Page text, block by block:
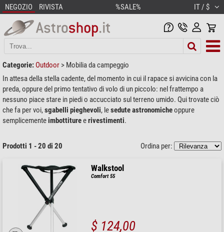
NEGOZIO RIVISTA %SALE% IT / $
Categorie: Outdoor > Mobilia da campeggio
In attesa della stella cadente, del momento in cui il rapace si avvicina con la
preda, oppure del primo tentativo di volo di un piccolo: nel frattempo a
nessuno piace stare in piedi o accucciato sul terreno umido. Qui trovate ciò
che fa per voi,sgabelli pieghevoli, lesedute astronomicheoppure
semplicementeimbottitureerivestimenti.
Prodotti 1 - 20 di 20 Ordina per:
Walkstool
Comfort 55
$ 124,00